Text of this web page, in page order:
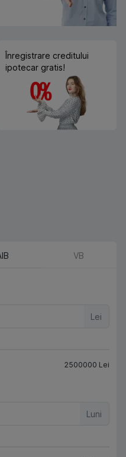
Înregistrare creditului
ipotecar gratis!
VB
Lei
2500000 Lei
Luni